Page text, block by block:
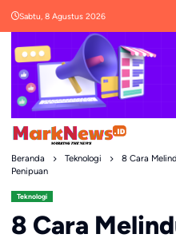
Sabtu, 8 Agustus 2026
Beranda Teknologi
8 Cara
Penipuan
Teknologi
8 Cara